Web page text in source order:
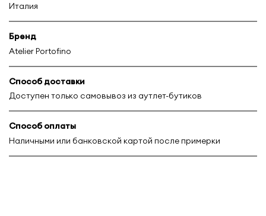
Италия
Бренд
Atelier Portofino
Способ доставки
Доступен только самовывоз из аутлет-бутиков
Способ оплаты
Наличными или банковской картой после примерки